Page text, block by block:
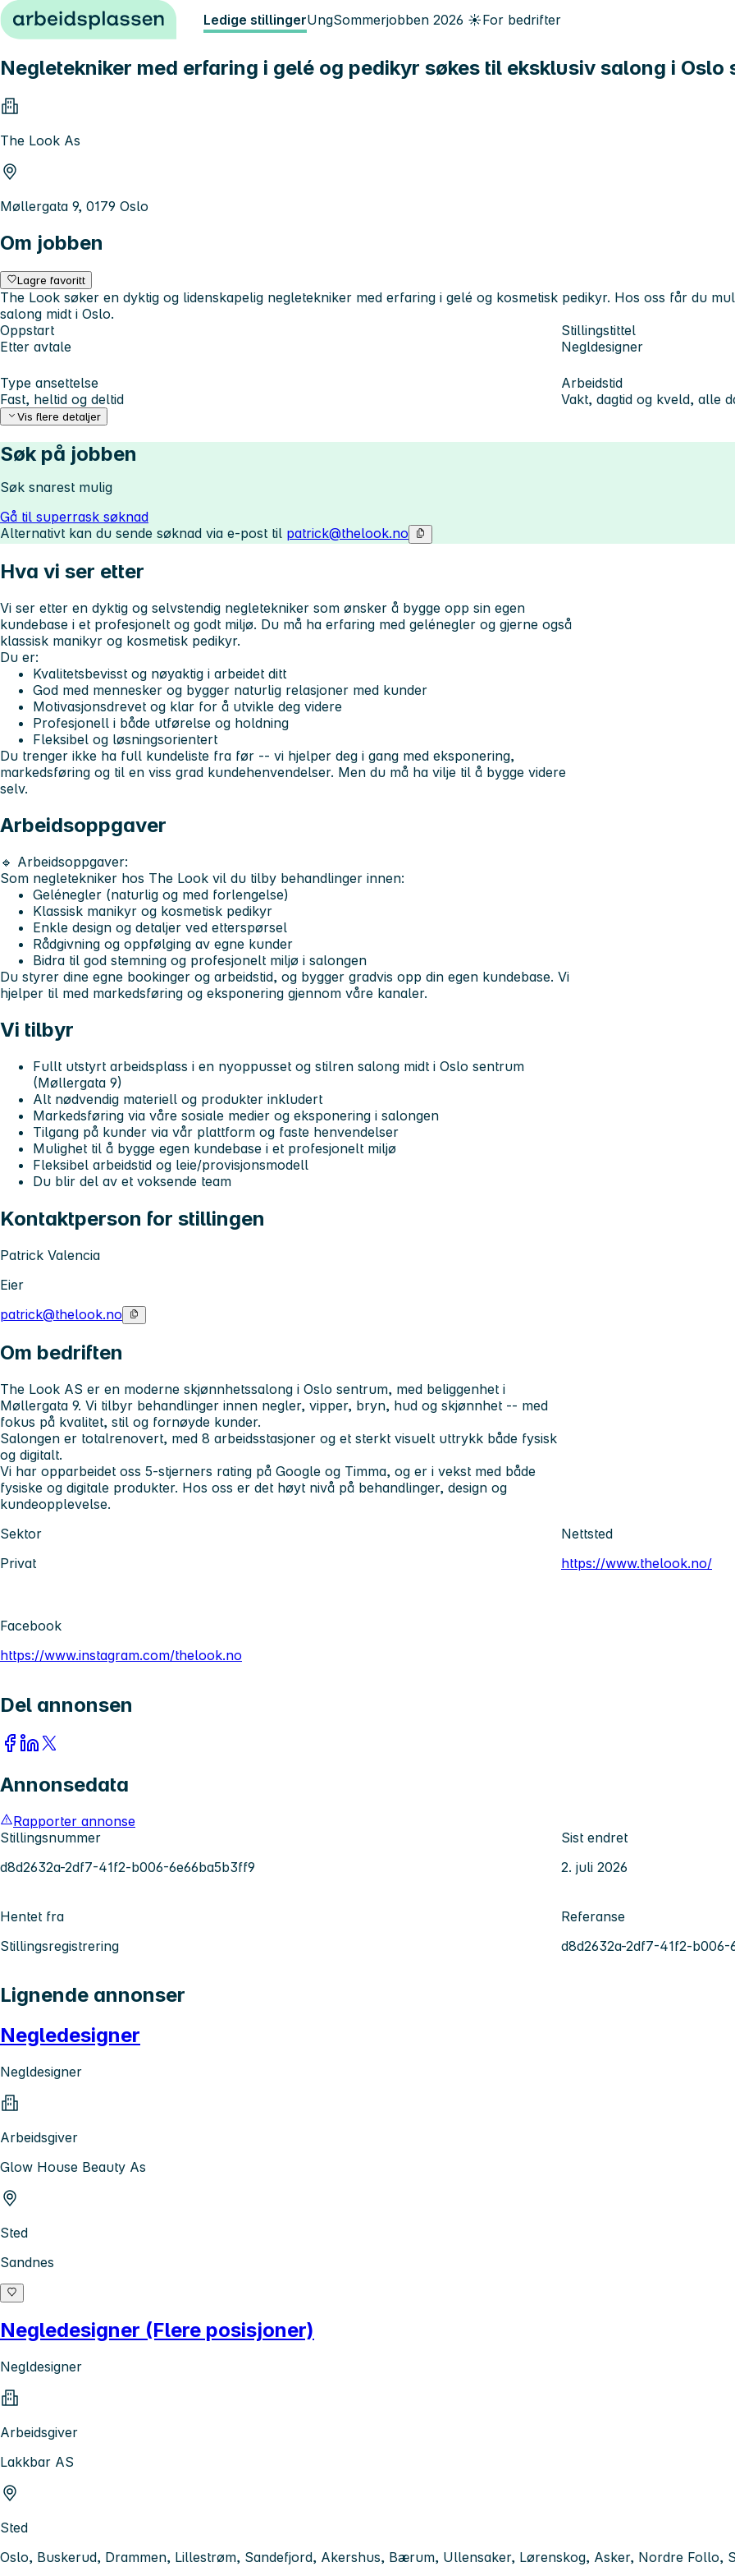
Hopp til innhold Ledige stillingerUngSommerjobben 2026 ☀️For bedrifter
Negletekniker med erfaring i gelé og pedikyr søkes til eksklusiv salong i Oslo
The Look As
Møllergata 9, 0179 Oslo
Om jobben
Lagre favoritt
The Look søker en dyktig og lidenskapelig negletekniker med erfaring i gelé og kosmetisk pedikyr. Hos oss får du
salong midt i Oslo.
Oppstart
Etter avtale
Stillingstittel
Negldesigner
Type ansettelse
Fast, heltid og deltid
Arbeidstid
Vakt, dagtid og kveld, alle
Vis flere detaljer
Søk på jobben
Søk snarest mulig
Gå til superrask søknad
Alternativt kan du sende søknad via e-post til patrick@thelook.no
Hva vi ser etter
Vi ser etter en dyktig og selvstendig negletekniker som ønsker å bygge opp sin egen
kundebase i et profesjonelt og godt miljø. Du må ha erfaring med gelénegler og gjerne også
klassisk manikyr og kosmetisk pedikyr.
Du er:
Kvalitetsbevisst og nøyaktig i arbeidet ditt
God med mennesker og bygger naturlig relasjoner med kunder
Motivasjonsdrevet og klar for å utvikle deg videre
Profesjonell i både utførelse og holdning
Fleksibel og løsningsorientert
Du trenger ikke ha full kundeliste fra før -- vi hjelper deg i gang med eksponering,
markedsføring og til en viss grad kundehenvendelser. Men du må ha vilje til å bygge videre
selv.
Arbeidsoppgaver
🔹 Arbeidsoppgaver:
Som negletekniker hos The Look vil du tilby behandlinger innen:
Gelénegler (naturlig og med forlengelse)
Klassisk manikyr og kosmetisk pedikyr
Enkle design og detaljer ved etterspørsel
Rådgivning og oppfølging av egne kunder
Bidra til god stemning og profesjonelt miljø i salongen
Du styrer dine egne bookinger og arbeidstid, og bygger gradvis opp din egen kundebase. Vi
hjelper til med markedsføring og eksponering gjennom våre kanaler.
Vi tilbyr
Fullt utstyrt arbeidsplass i en nyoppusset og stilren salong midt i Oslo sentrum
(Møllergata 9)
Alt nødvendig materiell og produkter inkludert
Markedsføring via våre sosiale medier og eksponering i salongen
Tilgang på kunder via vår plattform og faste henvendelser
Mulighet til å bygge egen kundebase i et profesjonelt miljø
Fleksibel arbeidstid og leie/provisjonsmodell
Du blir del av et voksende team
Kontaktperson for stillingen
Patrick Valencia
Eier
patrick@thelook.no
Om bedriften
The Look AS er en moderne skjønnhetssalong i Oslo sentrum, med beliggenhet i
Møllergata 9. Vi tilbyr behandlinger innen negler, vipper, bryn, hud og skjønnhet -- med
fokus på kvalitet, stil og fornøyde kunder.
Salongen er totalrenovert, med 8 arbeidsstasjoner og et sterkt visuelt uttrykk både fysisk
og digitalt.
Vi har opparbeidet oss 5-stjerners rating på Google og Timma, og er i vekst med både
fysiske og digitale produkter. Hos oss er det høyt nivå på behandlinger, design og
kundeopplevelse.
Sektor
Privat
Nettsted
https://www.thelook.no/
Facebook
https://www.instagram.com/thelook.no
Del annonsen
Annonsedata
Rapporter annonse
Stillingsnummer
d8d2632a-2df7-41f2-b006-6e66ba5b3ff9
Sist endret
2. juli 2026
Hentet fra
Stillingsregistrering
Referanse
d8d2632a-2df7-41f2-b006-
Lignende annonser
Negledesigner
Negldesigner
Arbeidsgiver
Glow House Beauty As
Sted
Sandnes
Negledesigner (Flere posisjoner)
Negldesigner
Arbeidsgiver
Lakkbar AS
Sted
Oslo, Buskerud, Drammen, Lillestrøm, Sandefjord, Akershus, Bærum, Ullensaker, Lørenskog, Asker, Nordre Follo,